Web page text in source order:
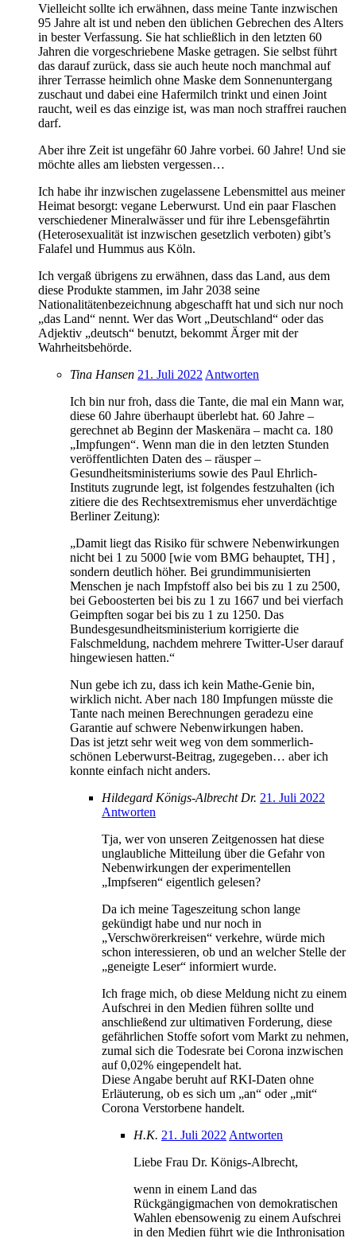
Vielleicht sollte ich erwähnen, dass meine Tante inzwischen
95 Jahre alt ist und neben den üblichen Gebrechen des Alters
in bester Verfassung. Sie hat schließlich in den letzten 60
Jahren die vorgeschriebene Maske getragen. Sie selbst führt
das darauf zurück, dass sie auch heute noch manchmal auf
ihrer Terrasse heimlich ohne Maske dem Sonnenuntergang
zuschaut und dabei eine Hafermilch trinkt und einen Joint
raucht, weil es das einzige ist, was man noch straffrei rauchen
darf.
Aber ihre Zeit ist ungefähr 60 Jahre vorbei. 60 Jahre! Und sie
möchte alles am liebsten vergessen…
Ich habe ihr inzwischen zugelassene Lebensmittel aus meiner
Heimat besorgt: vegane Leberwurst. Und ein paar Flaschen
verschiedener Mineralwässer und für ihre Lebensgefährtin
(Heterosexualität ist inzwischen gesetzlich verboten) gibt’s
Falafel und Hummus aus Köln.
Ich vergaß übrigens zu erwähnen, dass das Land, aus dem
diese Produkte stammen, im Jahr 2038 seine
Nationalitätenbezeichnung abgeschafft hat und sich nur noch
„das Land“ nennt. Wer das Wort „Deutschland“ oder das
Adjektiv „deutsch“ benutzt, bekommt Ärger mit der
Wahrheitsbehörde.
Tina Hansen 21. Juli 2022 Antworten
Ich bin nur froh, dass die Tante, die mal ein Mann war,
diese 60 Jahre überhaupt überlebt hat. 60 Jahre –
gerechnet ab Beginn der Maskenära – macht ca. 180
„Impfungen“. Wenn man die in den letzten Stunden
veröffentlichten Daten des – räusper –
Gesundheitsministeriums sowie des Paul Ehrlich-
Instituts zugrunde legt, ist folgendes festzuhalten (ich
zitiere die des Rechtsextremismus eher unverdächtige
Berliner Zeitung):
„Damit liegt das Risiko für schwere Nebenwirkungen
nicht bei 1 zu 5000 [wie vom BMG behauptet, TH] ,
sondern deutlich höher. Bei grundimmunisierten
Menschen je nach Impfstoff also bei bis zu 1 zu 2500,
bei Geboosterten bei bis zu 1 zu 1667 und bei vierfach
Geimpften sogar bei bis zu 1 zu 1250. Das
Bundesgesundheitsministerium korrigierte die
Falschmeldung, nachdem mehrere Twitter-User darauf
hingewiesen hatten.“
Nun gebe ich zu, dass ich kein Mathe-Genie bin,
wirklich nicht. Aber nach 180 Impfungen müsste die
Tante nach meinen Berechnungen geradezu eine
Garantie auf schwere Nebenwirkungen haben.
Das ist jetzt sehr weit weg von dem sommerlich-
schönen Leberwurst-Beitrag, zugegeben… aber ich
konnte einfach nicht anders.
Hildegard Königs-Albrecht Dr. 21. Juli 2022
Antworten
Tja, wer von unseren Zeitgenossen hat diese
unglaubliche Mitteilung über die Gefahr von
Nebenwirkungen der experimentellen
„Impfseren“ eigentlich gelesen?
Da ich meine Tageszeitung schon lange
gekündigt habe und nur noch in
„Verschwörerkreisen“ verkehre, würde mich
schon interessieren, ob und an welcher Stelle der
„geneigte Leser“ informiert wurde.
Ich frage mich, ob diese Meldung nicht zu einem
Aufschrei in den Medien führen sollte und
anschließend zur ultimativen Forderung, diese
gefährlichen Stoffe sofort vom Markt zu nehmen,
zumal sich die Todesrate bei Corona inzwischen
auf 0,02% eingependelt hat.
Diese Angabe beruht auf RKI-Daten ohne
Erläuterung, ob es sich um „an“ oder „mit“
Corona Verstorbene handelt.
H.K. 21. Juli 2022 Antworten
Liebe Frau Dr. Königs-Albrecht,
wenn in einem Land das
Rückgängigmachen von demokratischen
Wahlen ebensowenig zu einem Aufschrei
in den Medien führt wie die Inthronisation